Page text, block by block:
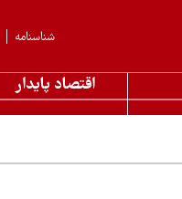
شناسنامه
اقتصاد پایدار